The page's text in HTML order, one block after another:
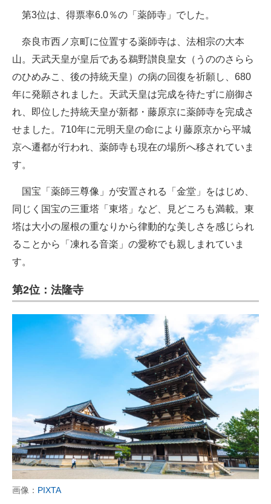
第3位は、得票率6.0％の「薬師寺」でした。
奈良市西ノ京町に位置する薬師寺は、法相宗の大本
山。天武天皇が皇后である鵜野讃良皇女（うののさらら
のひめみこ、後の持統天皇）の病の回復を祈願し、680
年に発願されました。天武天皇は完成を待たずに崩御さ
れ、即位した持統天皇が新都・藤原京に薬師寺を完成さ
せました。710年に元明天皇の命により藤原京から平城
京へ遷都が行われ、薬師寺も現在の場所へ移されていま
す。
国宝「薬師三尊像」が安置される「金堂」をはじめ、
同じく国宝の三重塔「東塔」など、見どころも満載。東
塔は大小の屋根の重なりから律動的な美しさを感じられ
ることから「凍れる音楽」の愛称でも親しまれていま
す。
第2位：法隆寺
画像： PIXTA